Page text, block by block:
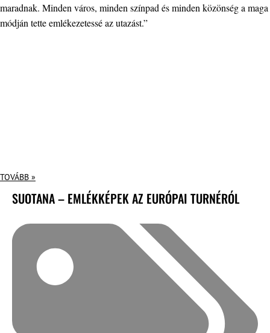
maradnak. Minden város, minden színpad és minden közönség a maga
módján tette emlékezetessé az utazást.”
TOVÁBB »
SUOTANA – EMLÉKKÉPEK AZ EURÓPAI TURNÉRÓL